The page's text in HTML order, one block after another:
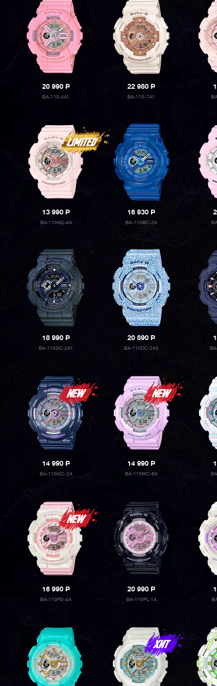
20 990P
BA-110-4A1
22 980P
BA-110-7A1
13 990P
BA-110AQ-4A
16 930P
BA-110BC-2A
18 990P
BA-110DC-2A1
20 890P
BA-110DC-2A3
14 990P
BA-110MC-2A
14 990P
BA-110MC-6A
16 990P
BA-110PD-4A
20 990P
BA-110PL-1A